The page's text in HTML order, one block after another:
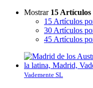
Mostrar 15
15 Artículos
30 Artículos
45 Artículos
Vademente SL